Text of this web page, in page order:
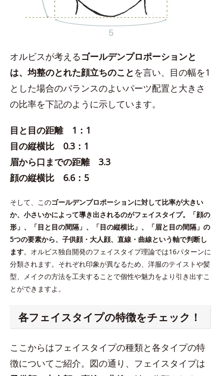
オルビスが考えるゴールデンプロポーションと
は、均整のとれた顔立ちのこと を言い、目の幅を1
とした場合のバランスのよいパーツ配置と大きさ
の比率を下記のように示しています。
目と目の距離 1：1
目の縦横比 0.3：1
眉から口までの距離 3.3
顔の縦横比 6.6：5
そして、このゴールデンプロポーションに対して比率が大きい
か、小さいかによって導き出されるのがフェイスタイプ。「顔の
形」、「目と目の間隔」、「目の縦横比」、「眉と目の間隔」の
5つの要素から、子供顔・大人顔、直線・曲線という軸で判断し
ます。オルビス独自開発のフェイスタイプ理論では16パターンに
分類されます。それぞれ印象が異なるため、洋服のテイストや髪
型、メイクの方法を工夫することで個性や魅力をより引き出すこ
とができますよ。
各フェイスタイプの特徴をチェック！
ここからはフェイスタイプの種類と各タイプの特
徴についてご紹介。図の通り、フェイスタイプは